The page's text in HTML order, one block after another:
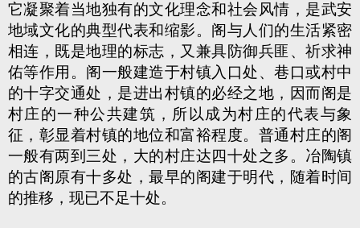
它凝聚着当地独有的文化理念和社会风情，是武安
地域文化的典型代表和缩影。阁与人们的生活紧密
相连，既是地理的标志，又兼具防御兵匪、祈求神
佑等作用。阁一般建造于村镇入口处、巷口或村中
的十字交通处，是进出村镇的必经之地，因而阁是
村庄的一种公共建筑，所以成为村庄的代表与象
征，彰显着村镇的地位和富裕程度。普通村庄的阁
一般有两到三处，大的村庄达四十处之多。冶陶镇
的古阁原有十多处，最早的阁建于明代，随着时间
的推移，现已不足十处。